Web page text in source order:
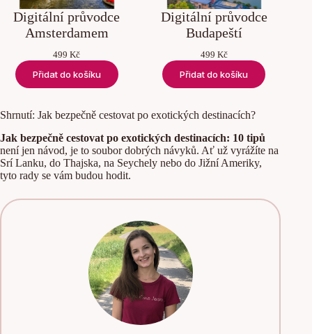
Digitální průvodce
Amsterdamem
499Kč
Přidat do košíku
Digitální průvodce
Budapeští
499 Kč
Přidat do košíku
Shrnutí: Jak bezpečně cestovat po exotických destinacích?
Jak bezpečně cestovat po exotických destinacích: 10 tipů
není jen návod, je to soubor dobrých návyků. Ať už vyrážíte na
Srí Lanku, do Thajska, na Seychely nebo do Jižní Ameriky,
tyto rady se vám budou hodit.